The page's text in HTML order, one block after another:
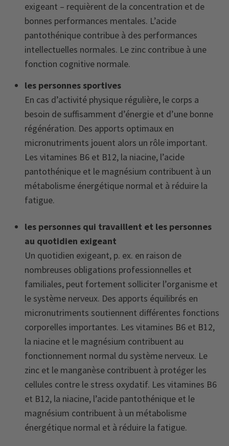
exigeant – requièrent de la concentration et de
bonnes performances mentales. L’acide
pantothénique contribue à des performances
intellectuelles normales. Le zinc contribue à une
fonction cognitive normale.
les personnes sportives
En cas d’activité physique régulière, le corps a
besoin de suffisamment d’énergie et d’une bonne
régénération. Des apports optimaux en
micronutriments jouent alors un rôle important.
Les vitamines B6 et B12, la niacine, l’acide
pantothénique et le magnésium contribuent à un
métabolisme énergétique normal et à réduire la
fatigue.
les personnes qui travaillent et les personnes
au quotidien exigeant
Un quotidien exigeant, p. ex. en raison de
nombreuses obligations professionnelles et
familiales, peut fortement solliciter l’organisme et
le système nerveux. Des apports équilibrés en
micronutriments soutiennent différentes fonctions
corporelles importantes. Les vitamines B6 et B12,
la niacine et le magnésium contribuent au
fonctionnement normal du système nerveux. Le
zinc et le manganèse contribuent à protéger les
cellules contre le stress oxydatif. Les vitamines B6
et B12, la niacine, l’acide pantothénique et le
magnésium contribuent à un métabolisme
énergétique normal et à réduire la fatigue.